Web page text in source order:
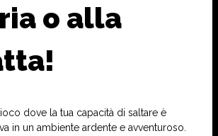
o alla
dove la tua capacità di saltare è
in un ambiente ardente e avventuroso.